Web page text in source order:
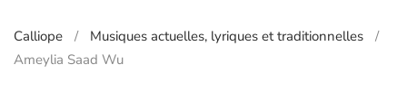
Calliope
Musiques actuelles, lyriques et traditionnelles
Ameylia Saad Wu